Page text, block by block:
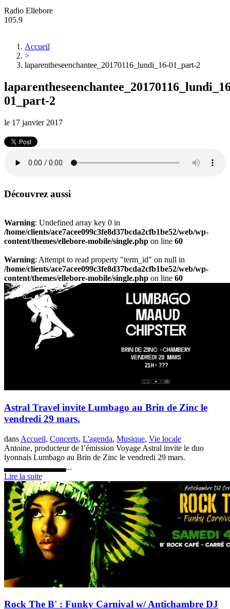
Radio Ellebore
105.9
Accueil
>
laparentheseenchantee_20170116_lundi_16-01_part-2
01_part-2
le 17 janvier 2017
Découvrez aussi
Warning: Undefined array key 0 in
/home/clients/ace7acee099c3fe8d37bcda2cfb1be52/web/wp-
content/themes/ellebore-mobile/single.php on line 60
Warning: Attempt to read property "term_id" on null in
/home/clients/ace7acee099c3fe8d37bcda2cfb1be52/web/wp-
content/themes/ellebore-mobile/single.php on line 60
Astral Travel invite Lumbago au Brin de Zinc le
vendredi 29 mars.
dans Accueil, Concerts, L'agenda, Musique, Vie locale
Antoine, producteur de l’émission Voyage Astral invite le duo
lyonnais Lumbago au Brin de Zinc le vendredi 29 mars.
▃▃▃▃▃▃▃▃▃▃...
Lire la suite
Rock The B' : Funky Carnival w/ Antichambre DJ